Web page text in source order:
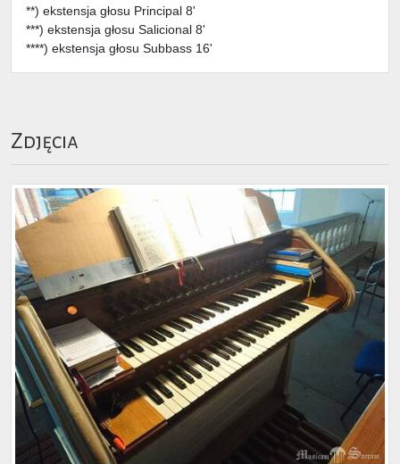
**) ekstensja głosu Principal 8'
***) ekstensja głosu Salicional 8'
****) ekstensja głosu Subbass 16'
Zdjęcia